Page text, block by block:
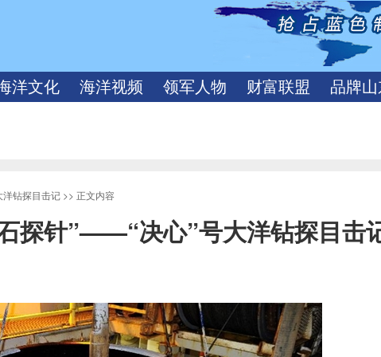
洋文化 海洋视频 领军人物 财富联盟 品牌
钻探目击记 >> 正文内容
探针”——“决心”号大洋钻探目击